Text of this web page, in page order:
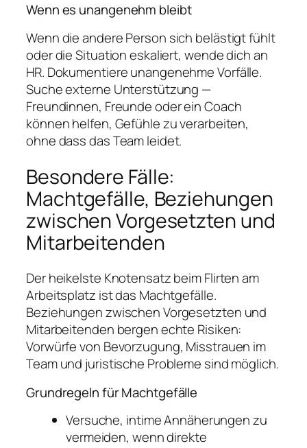
Wenn es unangenehm bleibt
Wenn die andere Person sich belästigt fühlt
oder die Situation eskaliert, wende dich an
HR. Dokumentiere unangenehme Vorfälle.
Suche externe Unterstützung —
Freundinnen, Freunde oder ein Coach
können helfen, Gefühle zu verarbeiten,
ohne dass das Team leidet.
Besondere Fälle:
Machtgefälle, Beziehungen
zwischen Vorgesetzten und
Mitarbeitenden
Der heikelste Knotensatz beim Flirten am
Arbeitsplatz ist das Machtgefälle.
Beziehungen zwischen Vorgesetzten und
Mitarbeitenden bergen echte Risiken:
Vorwürfe von Bevorzugung, Misstrauen im
Team und juristische Probleme sind möglich.
Grundregeln für Machtgefälle
Versuche, intime Annäherungen zu
vermeiden, wenn direkte